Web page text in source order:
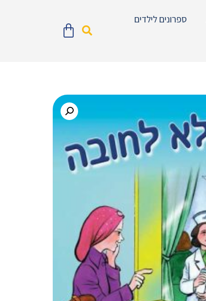
ספרונים לילדים